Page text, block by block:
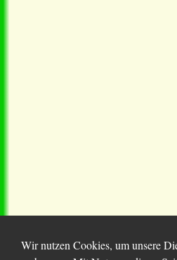
Wir nutzen Cookies, um unsere